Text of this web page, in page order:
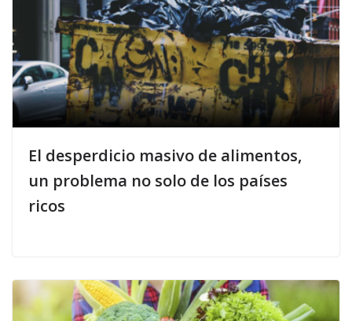
El desperdicio masivo de alimentos,
un problema no solo de los países
ricos